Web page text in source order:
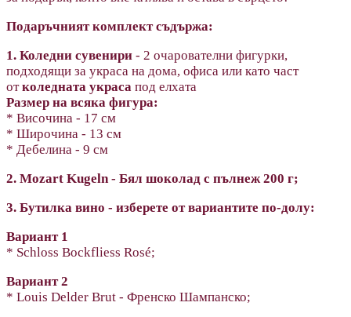
Подаръчният комплект съдържа:
1. Коледни сувенири - 2 очарователни фигурки,
подходящи за украса на дома, офиса или като част
отколедната украса под елхата
Размер на всяка фигура:
* Височина - 17 см
* Широчина - 13 см
* Дебелина - 9 см
2. Mozart Kugeln - Бял шоколад с пълнеж 200 г;
3. Бутилка вино - изберете от вариантите по-долу:
Вариант 1
* Schloss Bockfliess Rosé;
Вариант 2
* Louis Delder Brut - Френско Шампанско;